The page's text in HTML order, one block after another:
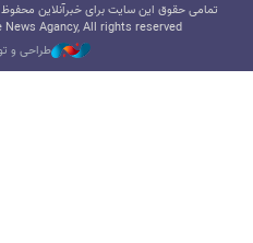
تمامی حقوق این سایت برای خبرآنلاین
Agancy, All rights reserved
طراحی و